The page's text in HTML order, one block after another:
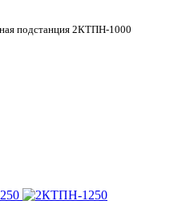
подстанция 2КТПН-1000